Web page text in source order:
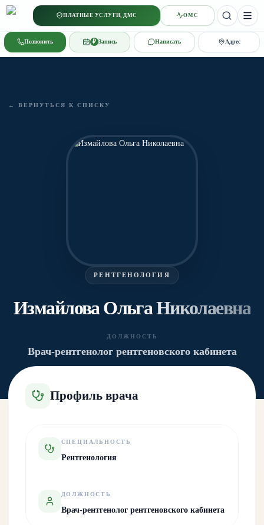
StGeorg
ПЛАТНЫЕ УСЛУГИ, ДМС ОМС
Позвонить ₽ Запись Написать Адрес
← ВЕРНУТЬСЯ К СПИСКУ
РЕНТГЕНОЛОГИЯ
Измайлова Ольга Николаевна
ДОЛЖНОСТЬ
Врач-рентгенолог рентгеновского кабинета
Профиль врача
СПЕЦИАЛЬНОСТЬ
Рентгенология
ДОЛЖНОСТЬ
Врач-рентгенолог рентгеновского кабинета